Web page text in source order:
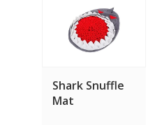
Shark Snuffle
Mat